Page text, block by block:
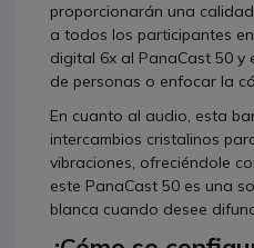
proporcionarán una
a todos los participantes
digital 6x al PanaCast 50 y
de personas o enfocar la
En cuanto al audio, esta
intercambios cristalinos
vibraciones, ofreciéndole
este PanaCast 50 es una
blanca cuando desee